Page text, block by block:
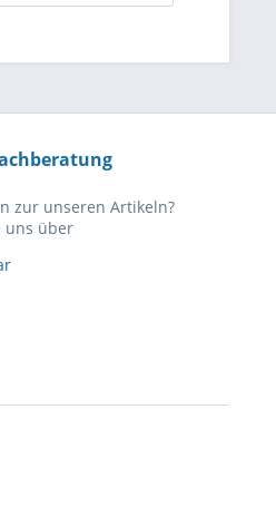
zur unseren Artikeln?
uns über